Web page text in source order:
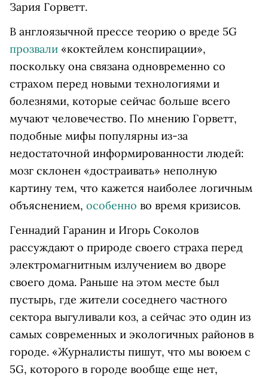
Зария Горветт.
В англоязычной прессе теорию о вреде 5G
прозвали «коктейлем конспирации»,
поскольку она связана одновременно со
страхом перед новыми технологиями и
болезнями, которые сейчас больше всего
мучают человечество. По мнению Горветт,
подобные мифы популярны из-за
недостаточной информированности людей:
мозг склонен «достраивать» неполную
картину тем, что кажется наиболее логичным
объяснением, особенно во время кризисов.
Геннадий Гаранин и Игорь Соколов
рассуждают о природе своего страха перед
электромагнитным излучением во дворе
своего дома. Раньше на этом месте был
пустырь, где жители соседнего частного
сектора выгуливали коз, а сейчас это один из
самых современных и экологичных районов в
городе. «Журналисты пишут, что мы воюем с
5G, которого в городе вообще еще нет,